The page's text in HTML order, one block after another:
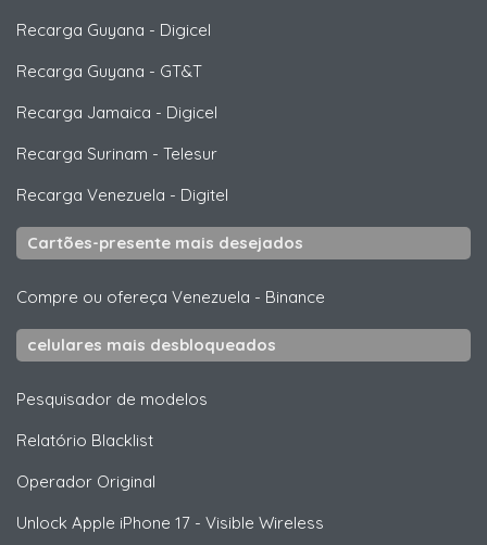
Recarga Guyana - Digicel
Recarga Guyana - GT&T
Recarga Jamaica - Digicel
Recarga Surinam - Telesur
Recarga Venezuela - Digitel
Cartões-presente mais desejados
Compre ou ofereça Venezuela - Binance
celulares mais desbloqueados
Pesquisador de modelos
Relatório Blacklist
Operador Original
Unlock Apple iPhone 17 - Visible Wireless